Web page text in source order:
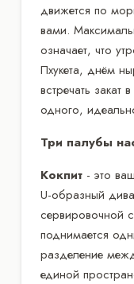
движется по
вами.
означает, что
Пхукета, днём
встречать закат
одного,
Три палубы
Кокпит - это
U-образный
сервировочной
поднимается
разделение
единой